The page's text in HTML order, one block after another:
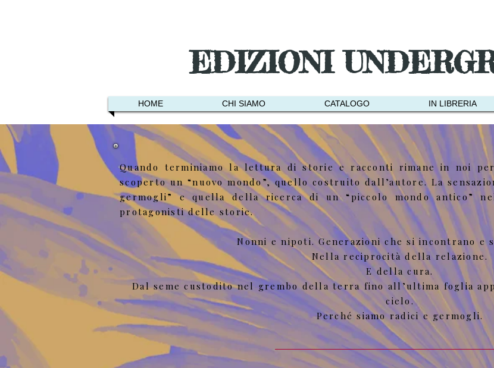
EDIZIONI
HOME CHI SIAMO CATALOGO IN LIBRERIA
Quando terminiamo la lettura di storie e racconti rimane in noi
scoperto un “nuovo mondo”, quello costruito dall’autore. La
germogli” e quella della ricerca di un “piccolo mondo antico”
protagonisti delle storie.
​Nonni e nipoti. Generazioni che si incontrano e
Nella reciprocità della relazione.
E della cura.
Dal seme custodito nel grembo della terra fino all’ultima foglia
cielo.
Perché siamo radici e germogli.